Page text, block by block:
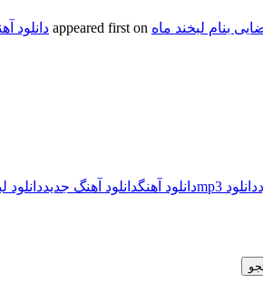
بنام لبخند ماه دانلود
دانلود mp3 دانلود آهنگدانلود آهنگ جدیددانلود